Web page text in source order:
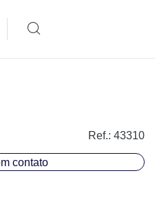
Ref.: 43310
contato